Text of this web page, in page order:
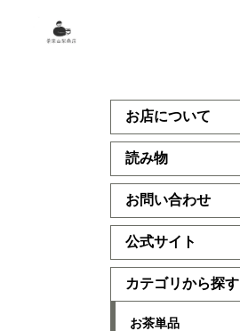
お店について
読み物
お問い合わせ
公式サイト
カテゴリから探す
お茶単品